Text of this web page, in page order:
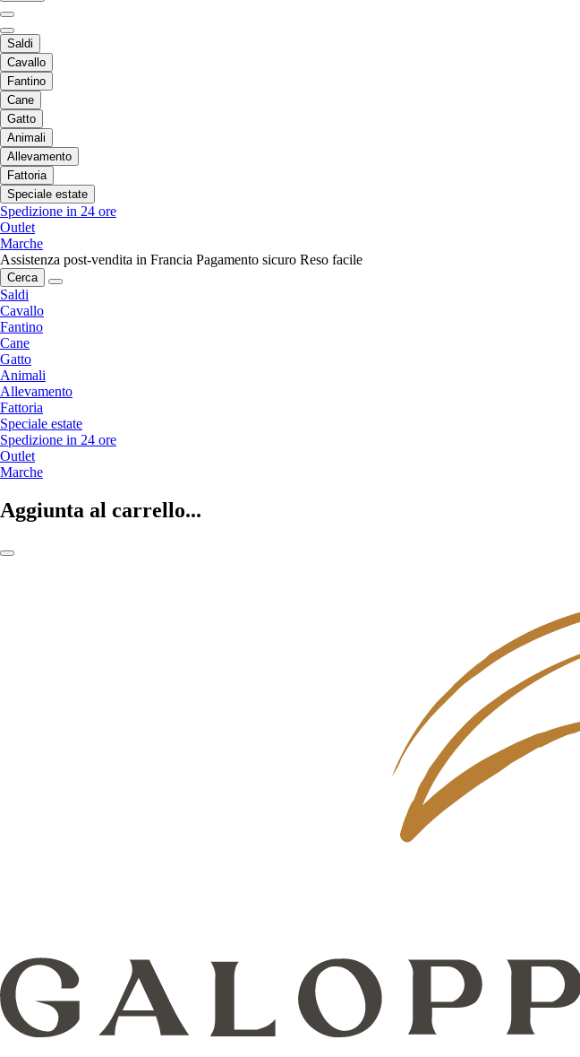
Saldi
Cavallo
Fantino
Cane
Gatto
Animali
Allevamento
Fattoria
Speciale estate
Spedizione in 24 ore
Outlet
Marche
Assistenza post-vendita in Francia Pagamento sicuro Reso facile
Cerca
Saldi
Cavallo
Fantino
Cane
Gatto
Animali
Allevamento
Fattoria
Speciale estate
Spedizione in 24 ore
Outlet
Marche
Aggiunta al carrello...